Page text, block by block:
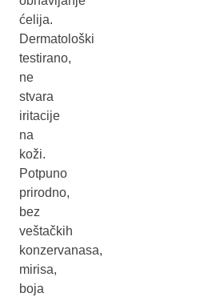
ćelija.
Dermatološki
testirano,
ne
stvara
iritacije
na
koži.
Potpuno
prirodno,
bez
veštačkih
konzervanasa,
mirisa,
boja